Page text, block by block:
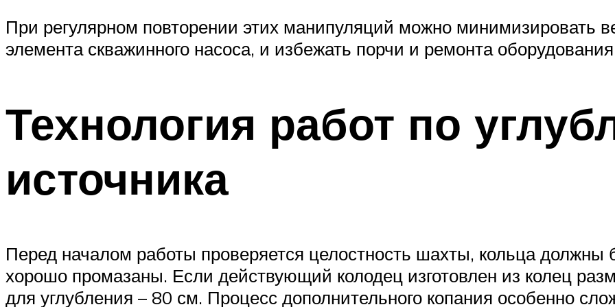
При регулярном повторении этих манипуляций можно минимизировать
элемента скважинного насоса, и избежать порчи и ремонта
Технология работ по
источника
Перед началом работы проверяется целостность шахты, кольца
хорошо промазаны. Если действующий колодец изготовлен из колец
для углубления – 80 см. Процесс дополнительного копания особенно